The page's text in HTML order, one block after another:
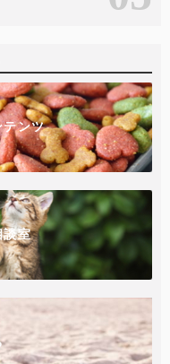
テンツ
談室